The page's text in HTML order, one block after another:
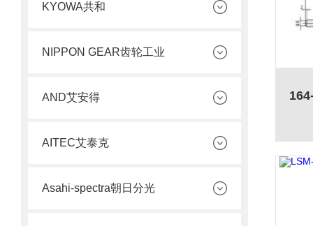
KYOWA共和
NIPPON GEAR齿轮工业
AND艾安得
AITEC艾泰克
Asahi-spectra朝日分光